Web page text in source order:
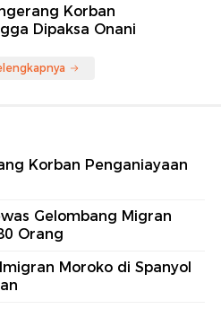
Korban
Dipaksa Onani
Korban Penganiayaan
Gelombang Migran
Orang
Moroko di Spanyol